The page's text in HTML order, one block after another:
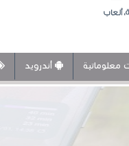
معلوماتية أندرويد